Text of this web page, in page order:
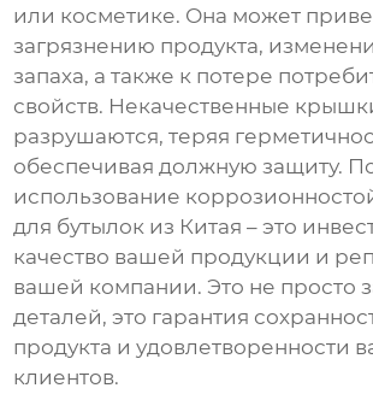
или косметике. Она может
загрязнению продукта,
запаха, а также к потере
свойств. Некачественные
разрушаются, теряя
обеспечивая должную защиту.
использование
для бутылок из Китая – это
качество вашей продукции и
вашей компании. Это не просто
деталей, это гарантия
продукта и удовлетворенности
клиентов.